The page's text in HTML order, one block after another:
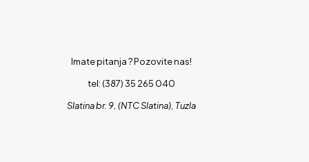
Imate pitanja ?Pozovite nas!
tel: (387) 35 265 040
Slatina br. 9, (NTC Slatina), Tuzla